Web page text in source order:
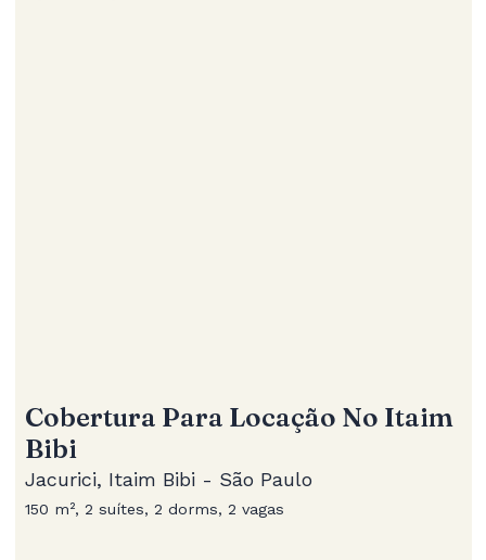
Cobertura Para Locação No Itaim
Bibi
Jacurici, Itaim Bibi - São Paulo
150 m², 2 suítes, 2 dorms, 2 vagas